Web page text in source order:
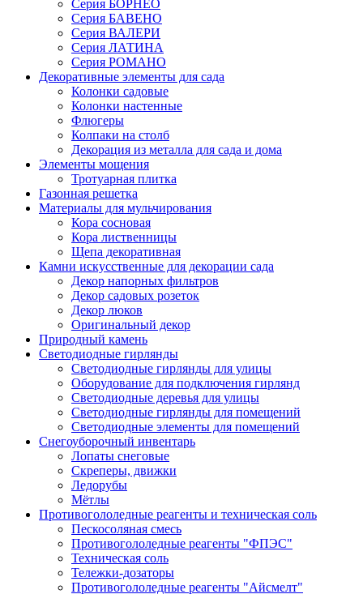
Серия БОРНЕО
Серия БАВЕНО
Серия ВАЛЕРИ
Серия ЛАТИНА
Серия РОМАНО
Декоративные элементы для сада
Колонки садовые
Колонки настенные
Флюгеры
Колпаки на столб
Декорация из металла для сада и дома
Элементы мощения
Тротуарная плитка
Газонная решетка
Материалы для мульчирования
Кора сосновая
Кора лиственницы
Щепа декоративная
Камни искусственные для декорации сада
Декор напорных фильтров
Декор садовых розеток
Декор люков
Оригинальный декор
Природный камень
Светодиодные гирлянды
Светодиодные гирлянды для улицы
Оборудование для подключения гирлянд
Светодиодные деревья для улицы
Светодиодные гирлянды для помещений
Светодиодные элементы для помещений
Снегоуборочный инвентарь
Лопаты снеговые
Скреперы, движки
Ледорубы
Мётлы
Противогололедные реагенты и техническая соль
Пескосоляная смесь
Противогололедные реагенты "ФПЭС"
Техническая соль
Тележки-дозаторы
Противогололедные реагенты "Айсмелт"